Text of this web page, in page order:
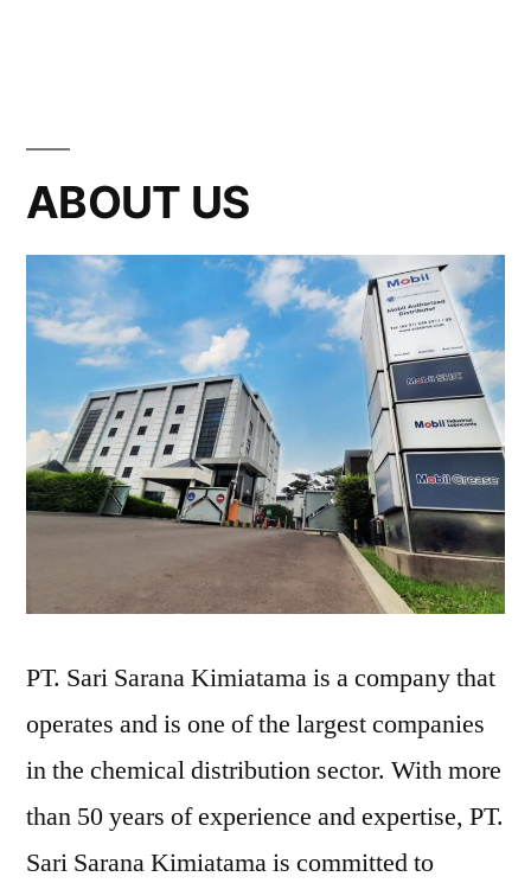
ABOUT US
PT. Sari Sarana Kimiatama is a company that
operates and is one of the largest companies
in the chemical distribution sector. With more
than 50 years of experience and expertise, PT.
Sari Sarana Kimiatama is committed to